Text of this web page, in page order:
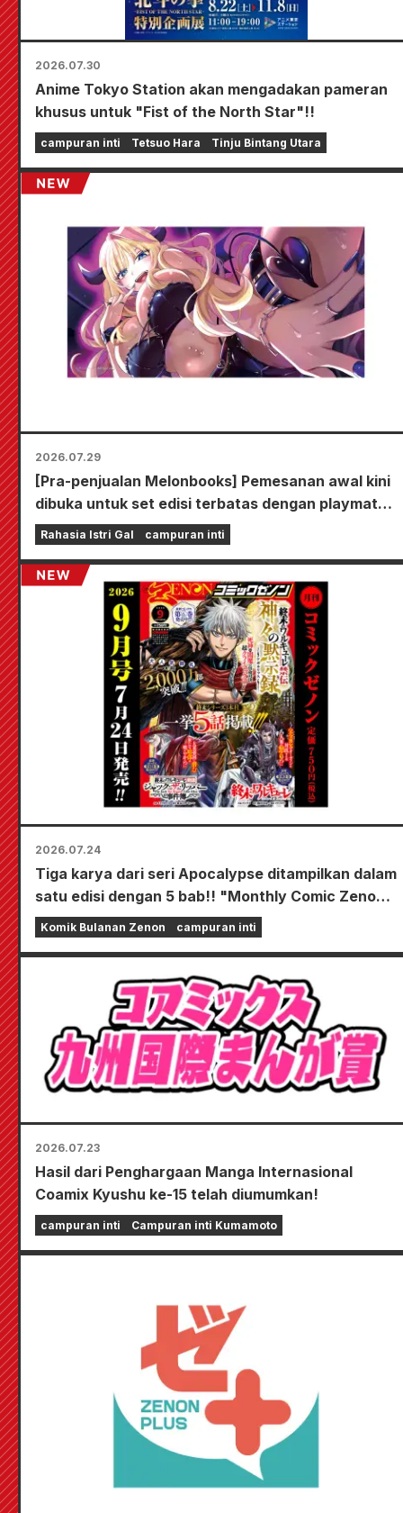
2026.07.30
Anime Tokyo Station akan mengadakan pameran
khusus untuk "Fist of the North Star"!!
campuran inti Tetsuo Hara Tinju Bintang Utara
2026.07.29
[Pra-penjualan Melonbooks] Pemesanan awal kini
dibuka untuk set edisi terbatas dengan playmat
spesial yang menampilkan ilustrasi Fuyuki Tojo
yang sangat indah karya Kudou! Volume 6 terbaru
dari "The Secret of the Gal Bride" dijadwalkan
rilis pada 20 Oktober!
Rahasia Istri Gal campuran inti
2026.07.24
Tiga karya dari seri Apocalypse ditampilkan dalam
satu edisi dengan 5 bab!! "Monthly Comic Zenon
edisi September 2026" akan mulai dijual pada
tanggal 24 Juli!!
Komik Bulanan Zenon campuran inti
2026.07.23
Hasil dari Penghargaan Manga Internasional
Coamix Kyushu ke-15 telah diumumkan!
campuran inti Campuran inti Kumamoto